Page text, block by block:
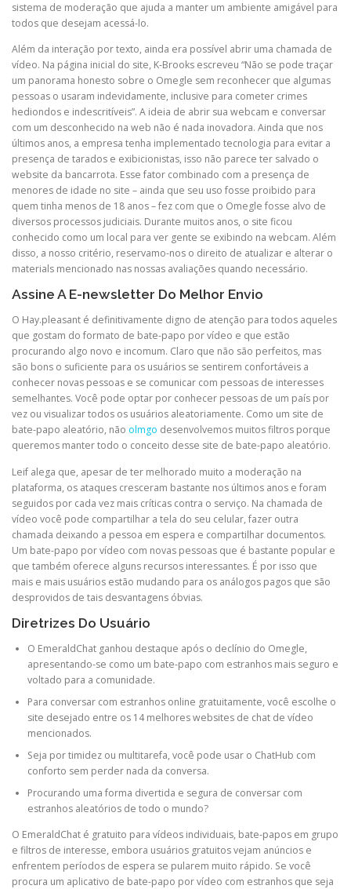
sistema de moderação que ajuda a manter um ambiente amigável para
todos que desejam acessá-lo.
Além da interação por texto, ainda era possível abrir uma chamada de
vídeo. Na página inicial do site, K-Brooks escreveu “Não se pode traçar
um panorama honesto sobre o Omegle sem reconhecer que algumas
pessoas o usaram indevidamente, inclusive para cometer crimes
hediondos e indescritíveis”. A ideia de abrir sua webcam e conversar
com um desconhecido na web não é nada inovadora. Ainda que nos
últimos anos, a empresa tenha implementado tecnologia para evitar a
presença de tarados e exibicionistas, isso não parece ter salvado o
website da bancarrota. Esse fator combinado com a presença de
menores de idade no site – ainda que seu uso fosse proibido para
quem tinha menos de 18 anos – fez com que o Omegle fosse alvo de
diversos processos judiciais. Durante muitos anos, o site ficou
conhecido como um local para ver gente se exibindo na webcam. Além
disso, a nosso critério, reservamo-nos o direito de atualizar e alterar o
materials mencionado nas nossas avaliações quando necessário.
Assine A E-newsletter Do Melhor Envio
O Hay.pleasant é definitivamente digno de atenção para todos aqueles
que gostam do formato de bate-papo por vídeo e que estão
procurando algo novo e incomum. Claro que não são perfeitos, mas
são bons o suficiente para os usuários se sentirem confortáveis a
conhecer novas pessoas e se comunicar com pessoas de interesses
semelhantes. Você pode optar por conhecer pessoas de um país por
vez ou visualizar todos os usuários aleatoriamente. Como um site de
bate-papo aleatório, não olmgo desenvolvemos muitos filtros porque
queremos manter todo o conceito desse site de bate-papo aleatório.
Leif alega que, apesar de ter melhorado muito a moderação na
plataforma, os ataques cresceram bastante nos últimos anos e foram
seguidos por cada vez mais críticas contra o serviço. Na chamada de
vídeo você pode compartilhar a tela do seu celular, fazer outra
chamada deixando a pessoa em espera e compartilhar documentos.
Um bate-papo por vídeo com novas pessoas que é bastante popular e
que também oferece alguns recursos interessantes. É por isso que
mais e mais usuários estão mudando para os análogos pagos que são
desprovidos de tais desvantagens óbvias.
Diretrizes Do Usuário
O EmeraldChat ganhou destaque após o declínio do Omegle,
apresentando-se como um bate-papo com estranhos mais seguro e
voltado para a comunidade.
Para conversar com estranhos online gratuitamente, você escolhe o
site desejado entre os 14 melhores websites de chat de vídeo
mencionados.
Seja por timidez ou multitarefa, você pode usar o ChatHub com
conforto sem perder nada da conversa.
Procurando uma forma divertida e segura de conversar com
estranhos aleatórios de todo o mundo?
O EmeraldChat é gratuito para vídeos individuais, bate-papos em grupo
e filtros de interesse, embora usuários gratuitos vejam anúncios e
enfrentem períodos de espera se pularem muito rápido. Se você
procura um aplicativo de bate-papo por vídeo com estranhos que seja